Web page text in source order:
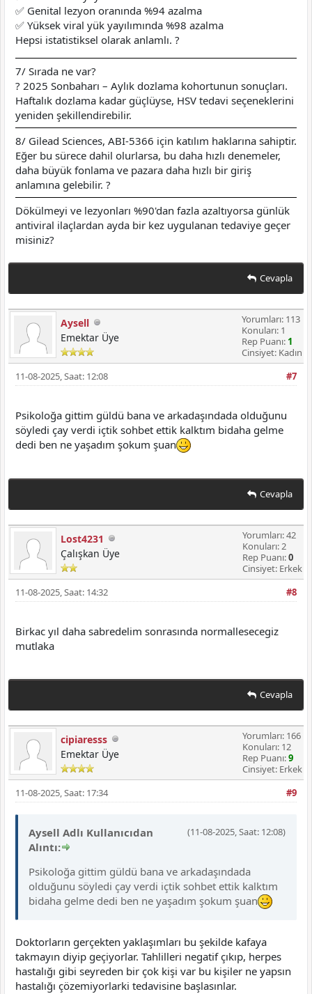
✅ Genital lezyon oranında %94 azalma
✅ Yüksek viral yük yayılımında %98 azalma
Hepsi istatistiksel olarak anlamlı. ?
7/ Sırada ne var?
? 2025 Sonbaharı – Aylık dozlama kohortunun sonuçları.
Haftalık dozlama kadar güçlüyse, HSV tedavi seçeneklerini
yeniden şekillendirebilir.
8/ Gilead Sciences, ABI-5366 için katılım haklarına sahiptir.
Eğer bu sürece dahil olurlarsa, bu daha hızlı denemeler,
daha büyük fonlama ve pazara daha hızlı bir giriş
anlamına gelebilir. ?
Dökülmeyi ve lezyonları %90'dan fazla azaltıyorsa günlük
antiviral ilaçlardan ayda bir kez uygulanan tedaviye geçer
misiniz?
Cevapla
Aysell
Emektar Üye
Yorumları: 113
Konuları: 1
Rep Puanı: 1
Cinsiyet: Kadın
#7
11-08-2025, Saat: 12:08
Psikoloğa gittim güldü bana ve arkadaşındada olduğunu
söyledi çay verdi içtik sohbet ettik kalktım bidaha gelme
dedi ben ne yaşadım şokum şuan
Cevapla
Lost4231
Çalışkan Üye
Yorumları: 42
Konuları: 2
Rep Puanı:0
Cinsiyet: Erkek
#8
11-08-2025, Saat: 14:32
Birkac yıl daha sabredelim sonrasında normallesecegiz
mutlaka
Cevapla
cipiaresss
Emektar Üye
Yorumları: 166
Konuları: 12
Rep Puanı:9
Cinsiyet: Erkek
#9
11-08-2025, Saat: 17:34
(11-08-2025, Saat: 12:08)
Aysell Adlı Kullanıcıdan
Alıntı:
Psikoloğa gittim güldü bana ve arkadaşındada
olduğunu söyledi çay verdi içtik sohbet ettik kalktım
bidaha gelme dedi ben ne yaşadım şokum şuan
Doktorların gerçekten yaklaşımları bu şekilde kafaya
takmayın diyip geçiyorlar. Tahlilleri negatif çıkıp, herpes
hastalığı gibi seyreden bir çok kişi var bu kişiler ne yapsın
hastalığı çözemiyorlarki tedavisine başlasınlar.